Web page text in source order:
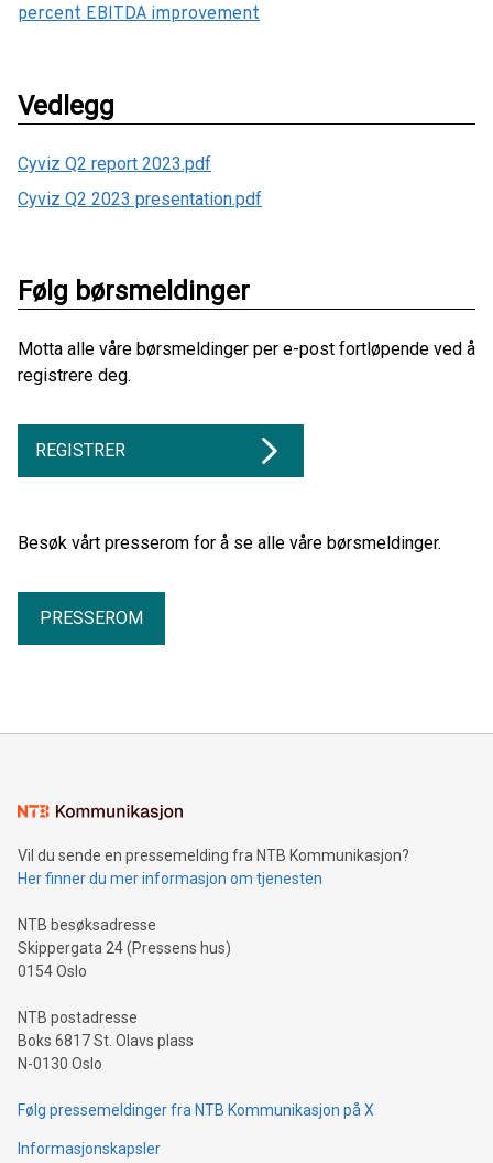
percent EBITDA improvement
Vedlegg
Cyviz Q2 report 2023.pdf
Cyviz Q2 2023 presentation.pdf
Følg børsmeldinger
Motta alle våre børsmeldinger per e-post fortløpende ved å
registrere deg.
REGISTRER
Besøk vårt presserom for å se alle våre børsmeldinger.
PRESSEROM
Vil du sende en pressemelding fra NTB Kommunikasjon?
Her finner du mer informasjon om tjenesten
NTB besøksadresse
Skippergata 24 (Pressens hus)
0154 Oslo
NTB postadresse
Boks 6817 St. Olavs plass
N-0130 Oslo
Følg pressemeldinger fra NTB Kommunikasjon på X
Informasjonskapsler